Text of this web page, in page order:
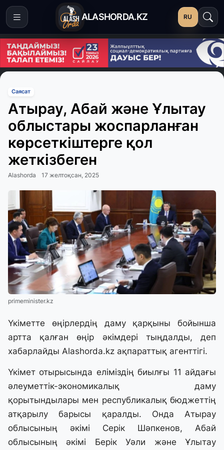
ALASHORDA.KZ RU
Саясат
Атырау, Абай және Ұлытау
облыстары жоспарланған
көрсеткіштерге қол
жеткізбеген
Alashorda 17 желтоқсан, 2025
primeminister.kz
Үкіметте өңірлердің даму қарқыны бойынша
артта қалған өңір әкімдері тыңдалды, деп
хабарлайды Alashorda.kz ақпараттық агенттігі.
Үкімет отырысында еліміздің биылғы 11 айдағы
әлеуметтік-экономикалық даму
қорытындылары мен республикалық бюджеттің
атқарылу барысы қаралды. Онда Атырау
облысының әкімі Серік Шәпкенов, Абай
облысының әкімі Берік Уәли және Ұлытау